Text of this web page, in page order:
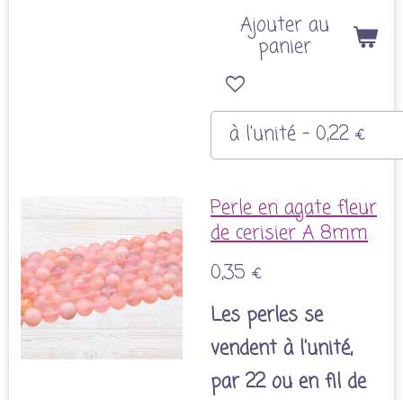
Ajouter au
panier
Perle en agate fleur
de cerisier A 8mm
0,35 €
Les perles se
vendent à l'unité,
par 22 ou en fil de